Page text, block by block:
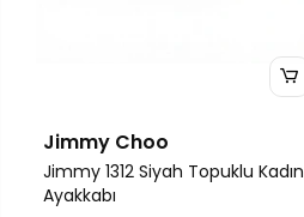
Jimmy Choo
Jimmy 1312 Siyah Topuklu Kadın
Ayakkabı